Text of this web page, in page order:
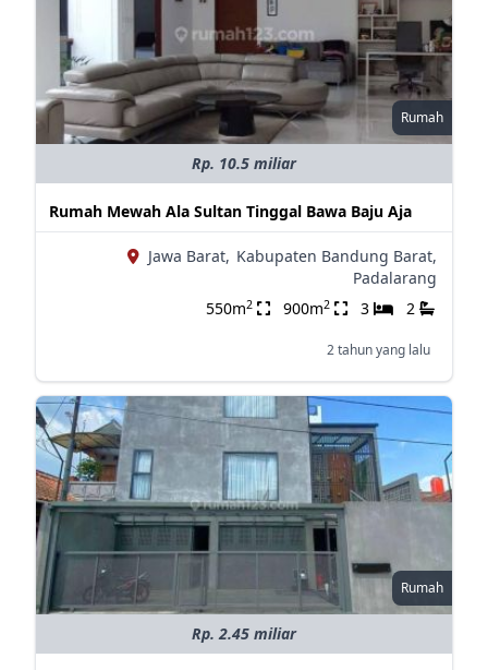
Rumah
Rp. 10.5 miliar
Rumah Mewah Ala Sultan Tinggal Bawa Baju Aja
Jawa Barat, Kabupaten Bandung Barat,
Padalarang
550m2 900m2 3 2
2 tahun yang lalu
Rumah
Rp. 2.45 miliar